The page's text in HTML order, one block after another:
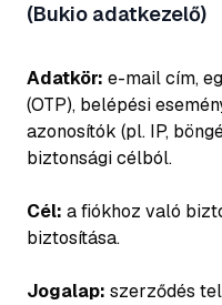
(Bukio adatkezelő)
Adatkör: e-mail cím,
(OTP), belépési
azonosítók (pl. IP,
biztonsági célból.
Cél: a fiókhoz való
biztosítása.
Jogalap: szerződés